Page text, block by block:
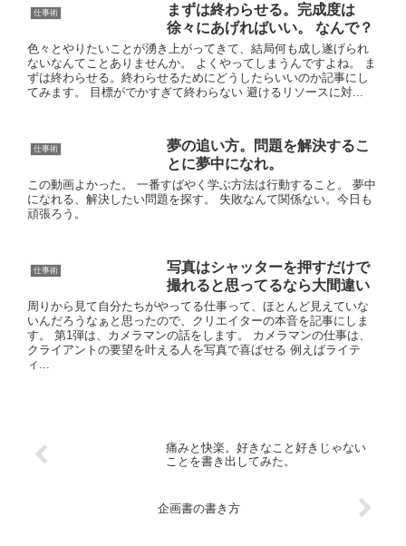
仕事術
まずは終わらせる。完成度は
徐々にあげればいい。 なんで？
色々とやりたいことが湧き上がってきて、結局何も成し遂げられ
ないなんてことありませんか。 よくやってしまうんですよね。 ま
ずは終わらせる。終わらせるためにどうしたらいいのか記事にし
てみます。 目標がでかすぎて終わらない 避けるリソースに対...
仕事術
夢の追い方。問題を解決するこ
とに夢中になれ。
この動画よかった。 一番すばやく学ぶ方法は行動すること。 夢中
になれる、解決したい問題を探す。 失敗なんて関係ない。今日も
頑張ろう。
仕事術
写真はシャッターを押すだけで
撮れると思ってるなら大間違い
周りから見て自分たちがやってる仕事って、ほとんど見えていな
いんだろうなぁと思ったので、クリエイターの本音を記事にしま
す。 第1弾は、カメラマンの話をします。 カメラマンの仕事は、
クライアントの要望を叶える人を写真で喜ばせる 例えばライテ
ィ...
痛みと快楽。好きなこと好きじゃない
ことを書き出してみた。
企画書の書き方